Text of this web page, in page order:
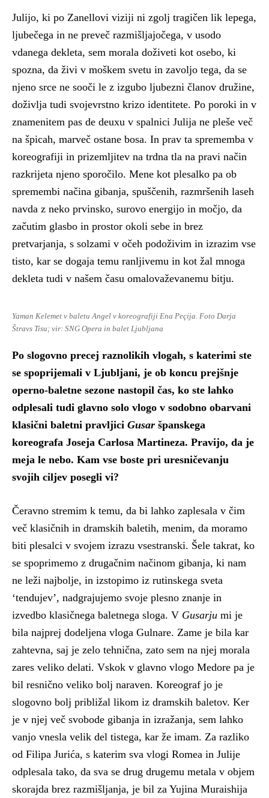
Julijo, ki po Zanellovi viziji ni zgolj tragičen lik lepega,
ljubečega in ne preveč razmišljajočega, v usodo
vdanega dekleta, sem morala doživeti kot osebo, ki
spozna, da živi v moškem svetu in zavoljo tega, da se
njeno srce ne sooči le z izgubo ljubezni članov družine,
doživlja tudi svojevrstno krizo identitete. Po poroki in v
znamenitem pas de deuxu v spalnici Julija ne pleše več
na špicah, marveč ostane bosa. In prav ta sprememba v
koreografiji in prizemljitev na trdna tla na pravi način
razkrijeta njeno sporočilo. Mene kot plesalko pa ob
spremembi načina gibanja, spuščenih, razmršenih laseh
navda z neko prvinsko, surovo energijo in močjo, da
začutim glasbo in prostor okoli sebe in brez
pretvarjanja, s solzami v očeh podoživim in izrazim vse
tisto, kar se dogaja temu ranljivemu in kot žal mnoga
dekleta tudi v našem času omalovaževanemu bitju.
Yaman Kelemet v baletu Angel v koreografiji Ena Peçija. Foto Darja
Štravs Tisu; vir: SNG Opera in balet Ljubljana
Po slogovno precej raznolikih vlogah, s katerimi ste
se spoprijemali v Ljubljani, je ob koncu prejšnje
operno-baletne sezone nastopil čas, ko ste lahko
odplesali tudi glavno solo vlogo v sodobno obarvani
klasični baletni pravljici Gusar španskega
koreografa Joseja Carlosa Martineza. Pravijo, da je
meja le nebo. Kam vse boste pri uresničevanju
svojih ciljev posegli vi?
Čeravno stremim k temu, da bi lahko zaplesala v čim
več klasičnih in dramskih baletih, menim, da moramo
biti plesalci v svojem izrazu vsestranski. Šele takrat, ko
se spoprimemo z drugačnim načinom gibanja, ki nam
ne leži najbolje, in izstopimo iz rutinskega sveta
‘tendujev’, nadgrajujemo svoje plesno znanje in
izvedbo klasičnega baletnega sloga. V Gusarju mi je
bila najprej dodeljena vloga Gulnare. Zame je bila kar
zahtevna, saj je zelo tehnična, zato sem na njej morala
zares veliko delati. Vskok v glavno vlogo Medore pa je
bil resnično veliko bolj naraven. Koreograf jo je
slogovno bolj približal likom iz dramskih baletov. Ker
je v njej več svobode gibanja in izražanja, sem lahko
vanjo vnesla velik del tistega, kar že imam. Za razliko
od Filipa Jurića, s katerim sva vlogi Romea in Julije
odplesala tako, da sva se drug drugemu metala v objem
skorajda brez razmišljanja, je bil za Yujina Muraishija